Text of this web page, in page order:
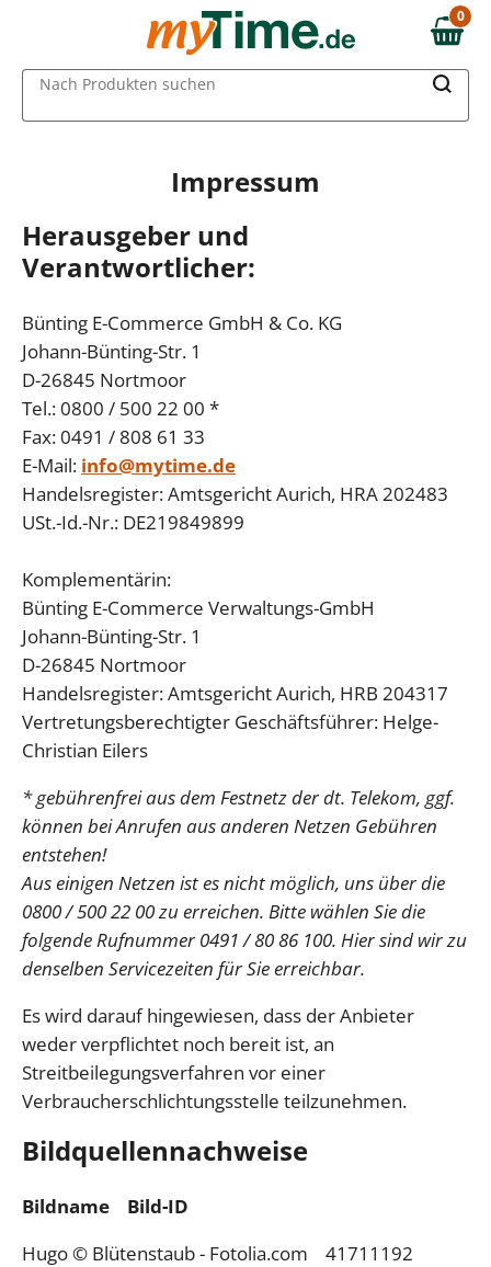
0,00 €
0
Nach Produkten suchen
Impressum
Herausgeber und
Verantwortlicher:
Bünting E-Commerce GmbH & Co. KG
Johann-Bünting-Str. 1
D-26845 Nortmoor
Tel.: 0800 / 500 22 00 *
Fax: 0491 / 808 61 33
E-Mail: info@mytime.de
Handelsregister: Amtsgericht Aurich, HRA 202483
USt.-Id.-Nr.: DE219849899
Komplementärin:
Bünting E-Commerce Verwaltungs-GmbH
Johann-Bünting-Str. 1
D-26845 Nortmoor
Handelsregister: Amtsgericht Aurich, HRB 204317
Vertretungsberechtigter Geschäftsführer: Helge-
Christian Eilers
* gebührenfrei aus dem Festnetz der dt. Telekom, ggf.
können bei Anrufen aus anderen Netzen Gebühren
entstehen!
Aus einigen Netzen ist es nicht möglich, uns über die
0800 / 500 22 00 zu erreichen. Bitte wählen Sie die
folgende Rufnummer 0491 / 80 86 100. Hier sind wir zu
denselben Servicezeiten für Sie erreichbar.
Es wird darauf hingewiesen, dass der Anbieter
weder verpflichtet noch bereit ist, an
Streitbeilegungsverfahren vor einer
Verbraucherschlichtungsstelle teilzunehmen.
Bildquellennachweise
Bildname Bild-ID
Hugo © Blütenstaub - Fotolia.com 41711192